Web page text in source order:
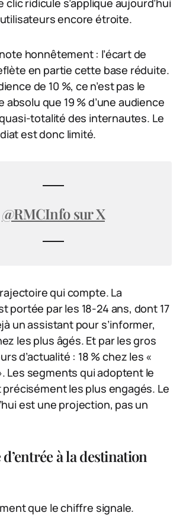
clic ridicule s’applique aujourd’hui
encore étroite.
honnêtement : l’écart de
en partie cette base réduite.
de 10 %, ce n’est pas le
absolu que 19 % d’une audience
totalité des internautes. Le
est donc limité.
@RMCInfo sur X
qui compte. La
portée par les 18-24 ans, dont 17
un assistant pour s’informer,
les plus âgés. Et par les gros
d’actualité : 18 % chez les «
Les segments qui adoptent le
les plus engagés. Le
est une projection, pas un
à la destination
que le chiffre signale.